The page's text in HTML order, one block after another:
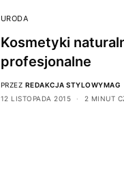
URODA
Kosmetyki
profesjonalne
PRZEZ REDAKCJA STYLOWYMAG
12 LISTOPADA 2015
2 MINUT